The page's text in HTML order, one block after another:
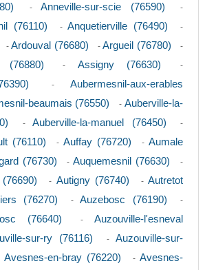
-Anneville-sur-scie (76590) -
(76110) -Anquetierville (76490) -
-Ardouval (76680) -Argueil (76780) -
(76880) - Assigny (76630) -
-Aubermesnil-aux-erables
beaumais (76550) -Auberville-la-
-Auberville-la-manuel (76450) -
(76110) - Auffay (76720) -Aumale
(76730) -Auquemesnil (76630) -
- Autigny (76740) -Autretot
(76270) -Auzebosc (76190) -
(76640) -Auzouville-l'esneval
sur-ry (76116) -Auzouville-sur-
Avesnes-en-bray (76220) -Avesnes-